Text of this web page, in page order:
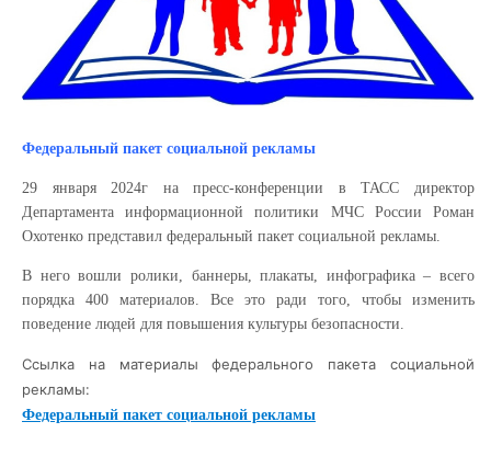
Федеральный пакет социальной рекламы
29 января 2024г на пресс-конференции в ТАСС директор
Департамента информационной политики МЧС России Роман
Охотенко представил федеральный пакет социальной рекламы.
В него вошли ролики, баннеры, плакаты, инфографика – всего
порядка 400 материалов. Все это ради того, чтобы изменить
поведение людей для повышения культуры безопасности.
Ссылка на материалы федерального пакета социальной
рекламы:
Федеральный пакет социальной рекламы